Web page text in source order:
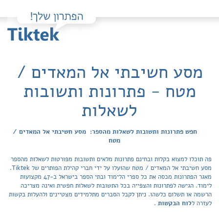
מסע חשיבתי אל המאדים /
מטח - פתרונות ותשובות
לשאלות
חפש פתרונות ותשובות לשאלות מהספר: מסע חשיבתי אל המאדים /
מטח
פה תוכלו למצוא בקלות ובחינם פתרונות מלאים ותשובות מפורטות לשאלות מהספר
מסע חשיבתי אל המאדים / מטח שהועלו על ידי חברי קהילת הפותרים של Tiktek.
מאגר הפתרונות מכסה את כל ספרי הלימוד ובתי הספר בישראל ב-47 מקצועות
לימוד. הגישה לפתרונות והצפייה בכל התשובות לשאלות חפשית ואינה מצריכה
הרשמה או תשלום כלשהו. ניתן לקבל הסברים מתלמידים מצטיינים ולהעלות בקשות
לעזרה ללוח הבקשות .